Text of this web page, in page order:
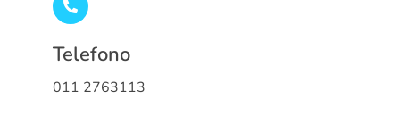
Telefono
011 2763113